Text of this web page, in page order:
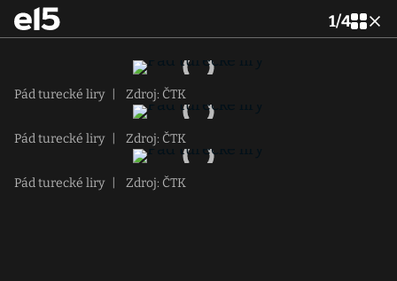
1/4
Pád turecké liry Zdroj: ČTK
Pád turecké liry Zdroj: ČTK
Pád turecké liry Zdroj: ČTK